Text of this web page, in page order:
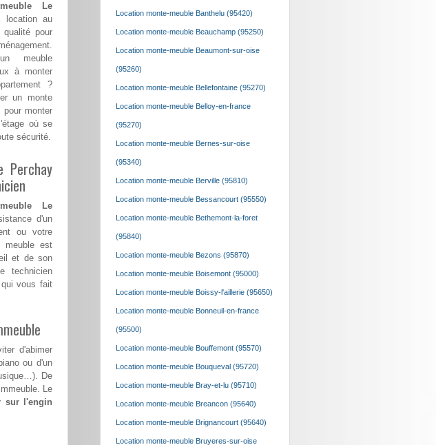
Le
au
pour
meuble
à monter
?
un monte
pour monter
où se
sécurité.
Perchay
Le
d'un
ou votre
meuble est
et de son
technicien
vous fait
d'abimer
ou d'un
De
Le
sur l'engin
Location monte-meuble Banthelu (95420)
Location monte-meuble Beauchamp (95250)
Location monte-meuble Beaumont-sur-oise
(95260)
Location monte-meuble Bellefontaine (95270)
Location monte-meuble Belloy-en-france
(95270)
Location monte-meuble Bernes-sur-oise
(95340)
Location monte-meuble Berville (95810)
Location monte-meuble Bessancourt (95550)
Location monte-meuble Bethemont-la-foret
(95840)
Location monte-meuble Bezons (95870)
Location monte-meuble Boisemont (95000)
Location monte-meuble Boissy-l'aillerie (95650)
Location monte-meuble Bonneuil-en-france
(95500)
Location monte-meuble Bouffemont (95570)
Location monte-meuble Bouqueval (95720)
Location monte-meuble Bray-et-lu (95710)
Location monte-meuble Breancon (95640)
Location monte-meuble Brignancourt (95640)
Location monte-meuble Bruyeres-sur-oise